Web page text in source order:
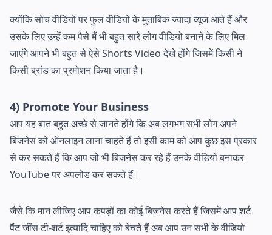
क्योंकि सोच वीडियो पर फुल वीडियो के मुताबिक ज्यादा व्यूज आते हैं और
उसके लिए उन्हें कम पैसे मैं भी बहुत सारे लोग वीडियो बनाने के लिए मिल
जाएंगे आपने भी बहुत से ऐसे Shorts Video देखे होंगे जिसमें किसी ने
किसी ब्रांड का प्रमोशन किया जाता है।
4) Promote Your Business
आप यह बात बहुत अच्छे से जानते होंगे कि अब लगभग सभी लोग अपने
बिजनेस को ऑनलाइन लाना चाहते हैं तो इसी काम को आप कुछ इस प्रकार
से कर सकते हैं कि आप जो भी बिजनेस कर रहे हैं उनके वीडियो बनाकर
YouTube पर अपलोड कर सकते हैं।
जैसे कि मान लीजिए आप कपड़ों का कोई बिजनेस करते हैं जिसमें आप शर्ट
पैंट जींस टी-शर्ट इत्यादि चाहिए को बेचते हैं अब आप उन सभी के वीडियो